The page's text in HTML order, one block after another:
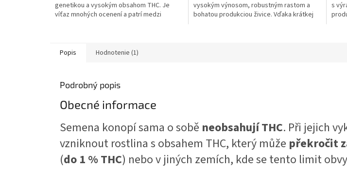
hviezdičiek.
genetikou a vysokým obsahom THC. Je
víťaz mnohých ocenení a patrí medzi
vysokým výnosom, robustným rastom a
bohatou produkciou živice. Vďaka krátkej
s
Popis Hodnotenie (1)
Podrobný popis
Obecné informace
Semena konopí sama o sobě neobsahují THC. Při jejich
vzniknout rostlina s obsahem THC, který může překročit
(do 1 % THC) nebo v jiných zemích, kde se tento limit